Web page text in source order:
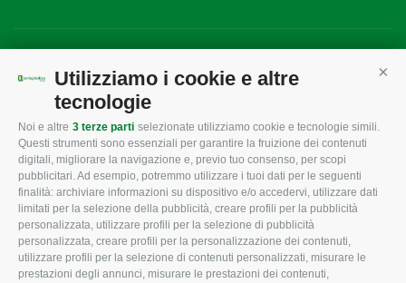
Utilizziamo i cookie e altre
tecnologie
Noi e altre 3 terze parti selezionate utilizziamo cookie e tecnologie simili.
Questi strumenti sono essenziali per garantire la fruizione dei contenuti
digitali, migliorare la navigazione e, previo tuo consenso, per scopi
pubblicitari. Ad esempio, potremmo utilizzare i tuoi dati per le seguenti
finalità: archiviare informazioni su dispositivo e/o accedervi, utilizzare dati
limitati per la selezione della pubblicità, creare profili per la pubblicità
personalizzata, utilizzare profili per la selezione di pubblicità
personalizzata, creare profili per la personalizzazione dei contenuti,
utilizzare profili per la selezione di contenuti personalizzati, misurare le
prestazioni degli annunci, misurare le prestazioni dei contenuti,
CONFAGRICOLTURA
ROVIGO
L'Associazione
Missione e Progetto
Organigramma aziendale
I Nostri Servizi
CONFAGRICOLTURA
INFORMA
Tecnico
Fiscale
Lavoro
Ambiente